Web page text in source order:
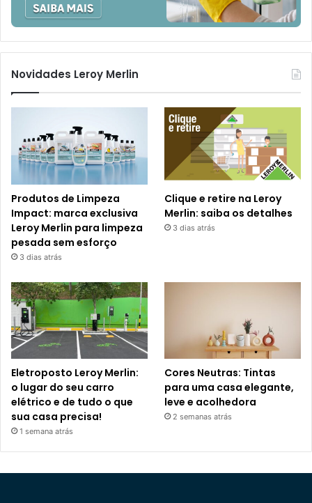
Novidades Leroy Merlin
Produtos de Limpeza
Impact: marca exclusiva
Leroy Merlin para limpeza
pesada sem esforço
3 dias atrás
Clique e retire na Leroy
Merlin: saiba os detalhes
3 dias atrás
Eletroposto Leroy Merlin:
o lugar do seu carro
elétrico e de tudo o que
sua casa precisa!
1 semana atrás
Cores Neutras: Tintas
para uma casa elegante,
leve e acolhedora
2 semanas atrás